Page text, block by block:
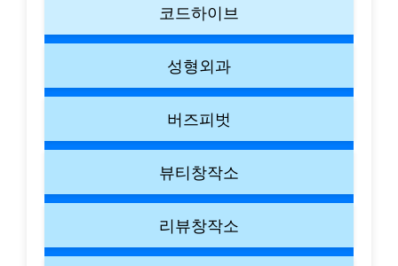
코드하이브
성형외과
버즈피벗
뷰티창작소
리뷰창작소